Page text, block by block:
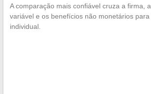
A comparação mais confiável cruza a firma,
variável e os benefícios não monetários
individual.